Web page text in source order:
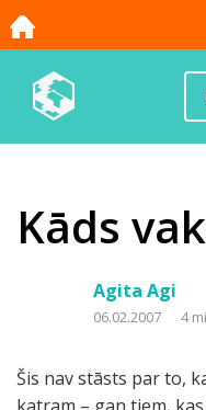
Kāds
Agita Agi
06.02.2007 4
Šis nav stāsts par to,